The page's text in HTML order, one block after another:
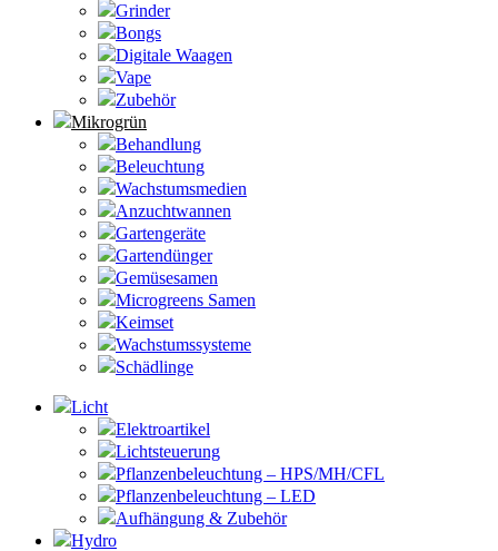
Grinder
Bongs
Digitale Waagen
Vape
Zubehör
Mikrogrün
Behandlung
Beleuchtung
Wachstumsmedien
Anzuchtwannen
Gartengeräte
Gartendünger
Gemüsesamen
Microgreens Samen
Keimset
Wachstumssysteme
Schädlinge
Licht
Elektroartikel
Lichtsteuerung
Pflanzenbeleuchtung – HPS/MH/CFL
Pflanzenbeleuchtung – LED
Aufhängung & Zubehör
Hydro